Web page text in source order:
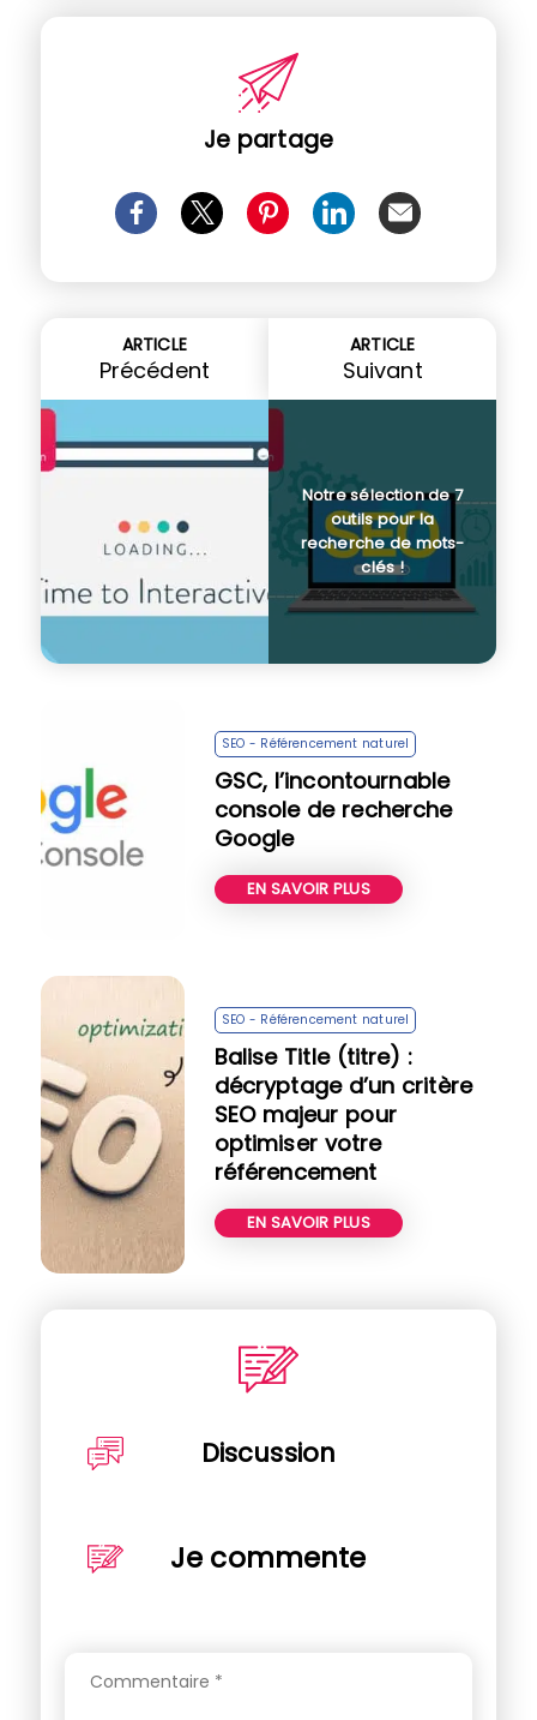
Je partage
ARTICLE
Précédent
ARTICLE
Suivant
Notre sélection de 7
outils pour la
recherche de mots-
clés !
SEO - Référencement naturel
GSC, l’incontournable
console de recherche
Google
EN SAVOIR PLUS
SEO - Référencement naturel
Balise Title (titre) :
décryptage d’un critère
SEO majeur pour
optimiser votre
référencement
EN SAVOIR PLUS
Discussion
Je commente